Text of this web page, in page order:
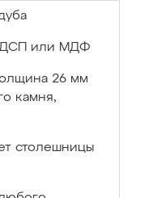
или МДФ
26 мм
камня,
столешницы